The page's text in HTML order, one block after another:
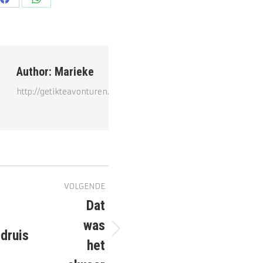
Deel
Deel
Author: Marieke
http://getikteavonturen.nl
VOLGENDE
bericht
Dat
was
het